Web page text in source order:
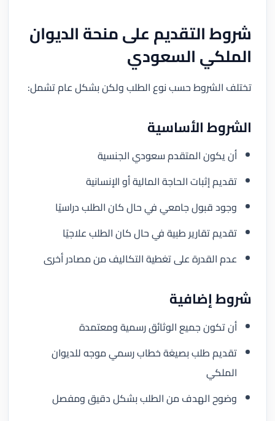
شروط التقديم على منحة الديوان
الملكي السعودي
تختلف الشروط حسب نوع الطلب ولكن بشكل عام تشمل:
الشروط الأساسية
أن يكون المتقدم سعودي الجنسية
تقديم إثبات الحاجة المالية أو الإنسانية
وجود قبول جامعي في حال كان الطلب دراسيًا
تقديم تقارير طبية في حال كان الطلب علاجيًا
عدم القدرة على تغطية التكاليف من مصادر أخرى
شروط إضافية
أن تكون جميع الوثائق رسمية ومعتمدة
تقديم طلب بصيغة خطاب رسمي موجه للديوان
الملكي
وضوح الهدف من الطلب بشكل دقيق ومفصل